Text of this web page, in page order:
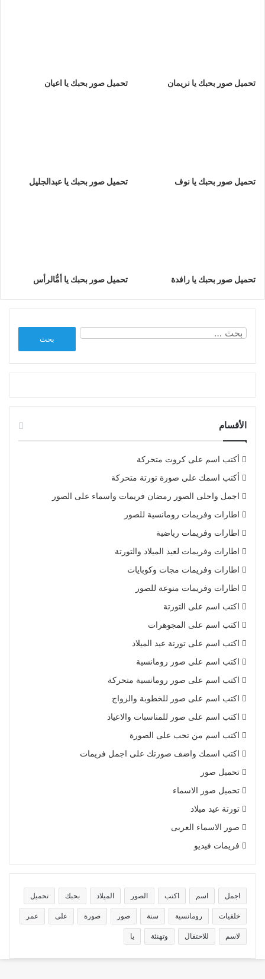
تحميل صور بحبك يا نريمان تحميل صور بحبك يا اعيان
تحميل صور بحبك يا نوف تحميل صور بحبك يا عبدالجليل
تحميل صور بحبك يا رافدة تحميل صور بحبك يا أمُّالرأس
الأقسام
أكتب اسم على كروت متحركة
أكتب اسمك على صورة تورتة متحركة
اجمل واحلى الصور رمضان فريمات واسماء على الصور
اطارات وفريمات رومانسية للصور
اطارات وفريمات رياضية
اطارات وفريمات لعيد الميلاد والتورتة
اطارات وفريمات مجات وكوبايات
اطارات وفريمات منوعة للصور
اكتب اسم على التورتة
اكتب اسم على المجوهرات
اكتب اسم على تورتة عيد الميلاد
اكتب اسم على صور رومانسية
اكتب اسم على صور رومانسية متحركة
اكتب اسم على صور للخطوبة والزواج
اكتب اسم على صور للمناسبات والاعياد
اكتب اسم من تحب على الصورة
اكتب اسمك واضف صورتك على اجمل فريمات
تحميل صور
تحميل صور الاسماء
تورتة عيد ميلاد
صور الاسماء العربى
فريمات فيديو
اجمل اسم اكتب الصور الميلاد بحبك تحميل
خلفيات رومانسية سنة صور صورة على عمر
لاسم للاحتفال وتهنئة يا